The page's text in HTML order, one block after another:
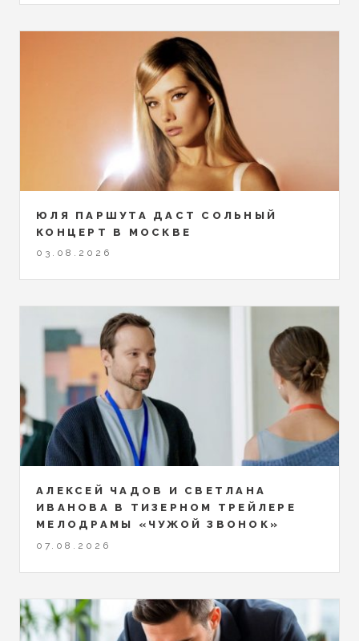
ЮЛЯ ПАРШУТА ДАСТ СОЛЬНЫЙ
КОНЦЕРТ В МОСКВЕ
03.08.2026
АЛЕКСЕЙ ЧАДОВ И СВЕТЛАНА
ИВАНОВА В ТИЗЕРНОМ ТРЕЙЛЕРЕ
МЕЛОДРАМЫ «ЧУЖОЙ ЗВОНОК»
07.08.2026